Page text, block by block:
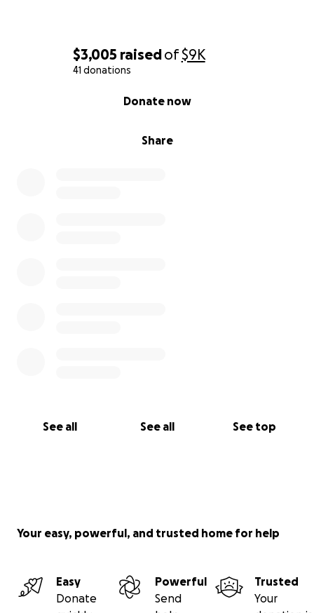
$3,005 raisedof$9K
41 donations
Share
Donate now
See all See all See top
Your easy, powerful, and trusted home for help
Easy
Donate
Powerful
Send
Trusted
Your